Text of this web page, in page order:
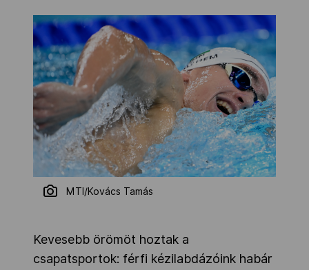
MTI/Kovács Tamás
Kevesebb örömöt hoztak a
csapatsportok: férfi kézilabdázóink habár